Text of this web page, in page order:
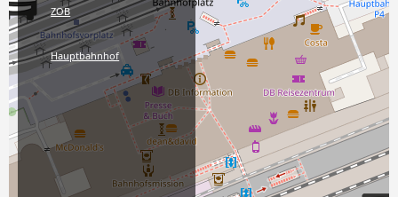
ZOB
Hauptbahnhof